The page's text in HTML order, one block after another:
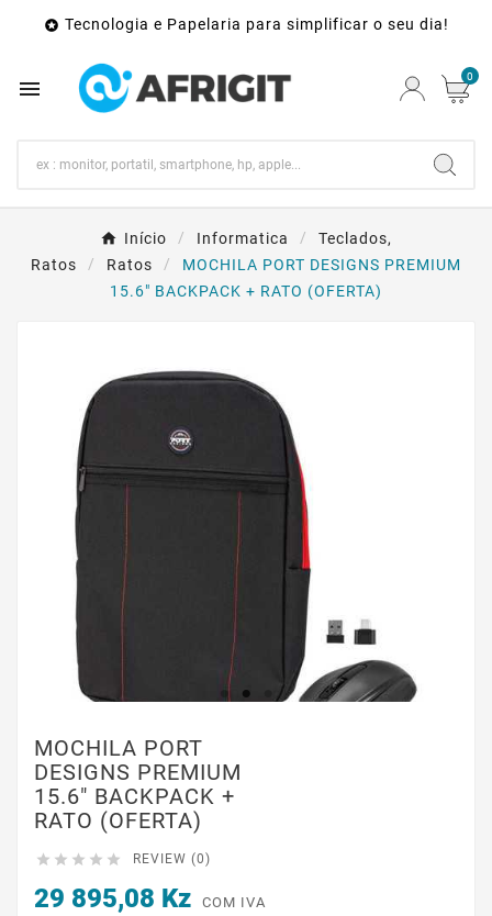
 Tecnologia e Papelaria para simplificar o seu dia!
 0
Início Informatica
Teclados,
Ratos
Ratos
MOCHILA PORT DESIGNS PREMIUM
15.6" BACKPACK + RATO (OFERTA)
MOCHILA PORT
DESIGNS PREMIUM
15.6" BACKPACK +
RATO (OFERTA)
     REVIEW (0)
29 895,08 Kz COM IVA